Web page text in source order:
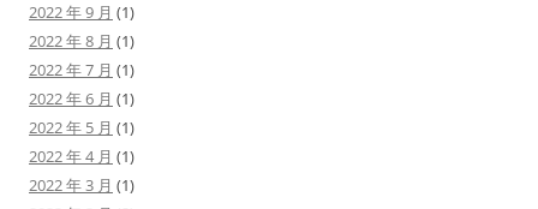
2022 年 9 月 (1)
2022 年 8 月 (1)
2022 年 7 月 (1)
2022 年 6 月 (1)
2022 年 5 月 (1)
2022 年 4 月 (1)
2022 年 3 月 (1)